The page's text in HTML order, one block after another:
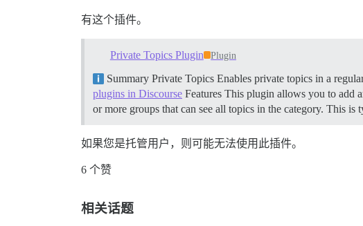
有这个插件。
Private Topics Plugin Plugin
Summary Private Topics Enables private topics in a
plugins in Discourse Features This plugin allows you to add
or more groups that can see all topics in the category. This
如果您是托管用户，则可能无法使用此插件。
6 个赞
相关话题